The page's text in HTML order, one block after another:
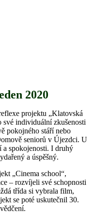
2020
projektu „Klatovská
své individuální zkušenosti
pokojného stáří nebo
seniorů v Újezdci. U
a spokojenosti. I druhý
a úspěšný.
„Cinema school“,
– rozvíjeli své schopnosti
třída si vybrala film,
se poté uskutečnil 30.